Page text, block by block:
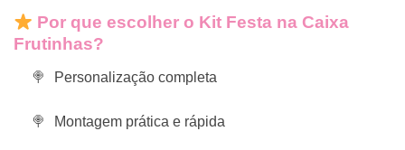
Por que escolher o Kit Festa na Caixa
Frutinhas?
Personalização completa
Montagem prática e rápida